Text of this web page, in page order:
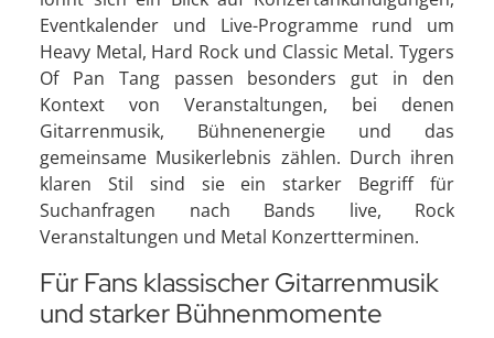
Eventkalender und Live-Programme rund um
Heavy Metal, Hard Rock und Classic Metal. Tygers
Of Pan Tang passen besonders gut in den
Kontext von Veranstaltungen, bei denen
Gitarrenmusik, Bühnenenergie und das
gemeinsame Musikerlebnis zählen. Durch ihren
klaren Stil sind sie ein starker Begriff für
Suchanfragen nach Bands live, Rock
Veranstaltungen und Metal Konzertterminen.
Für Fans klassischer Gitarrenmusik
und starker Bühnenmomente